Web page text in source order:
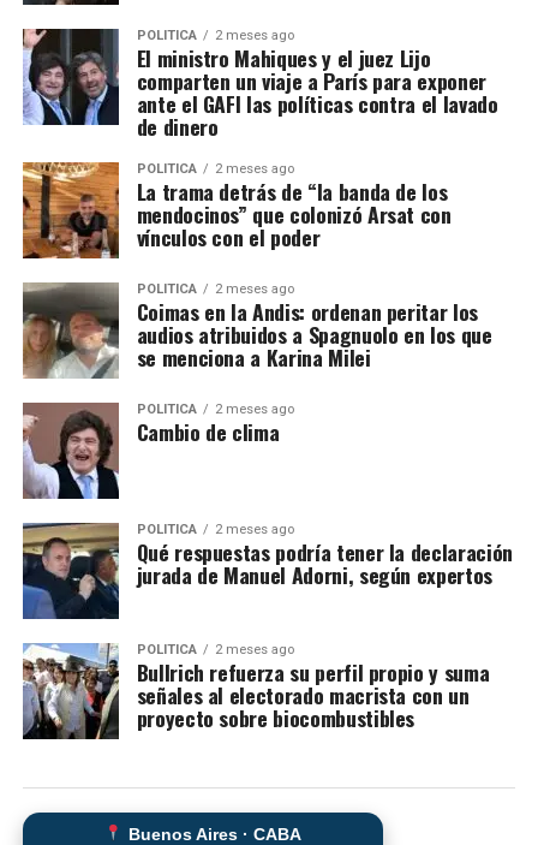
POLITICA 2 meses ago
El ministro Mahiques y el juez Lijo
comparten un viaje a París para exponer
ante el GAFI las políticas contra el lavado
de dinero
POLITICA 2 meses ago
La trama detrás de “la banda de los
mendocinos” que colonizó Arsat con
vínculos con el poder
POLITICA 2 meses ago
Coimas en la Andis: ordenan peritar los
audios atribuidos a Spagnuolo en los que
se menciona a Karina Milei
POLITICA 2 meses ago
Cambio de clima
POLITICA 2 meses ago
Qué respuestas podría tener la declaración
jurada de Manuel Adorni, según expertos
POLITICA 2 meses ago
Bullrich refuerza su perfil propio y suma
señales al electorado macrista con un
proyecto sobre biocombustibles
Buenos Aires · CABA